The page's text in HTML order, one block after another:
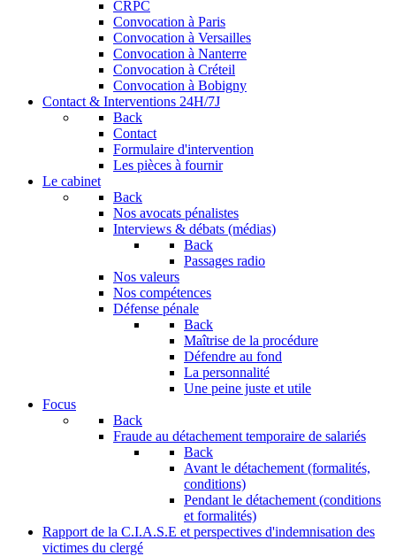
CRPC
Convocation à Paris
Convocation à Versailles
Convocation à Nanterre
Convocation à Créteil
Convocation à Bobigny
Contact & Interventions 24H/7J
Back
Contact
Formulaire d'intervention
Les pièces à fournir
Le cabinet
Back
Nos avocats pénalistes
Interviews & débats (médias)
Back
Passages radio
Nos valeurs
Nos compétences
Défense pénale
Back
Maîtrise de la procédure
Défendre au fond
La personnalité
Une peine juste et utile
Focus
Back
Fraude au détachement temporaire de salariés
Back
Avant le détachement (formalités,
conditions)
Pendant le détachement (conditions
et formalités)
Rapport de la C.I.A.S.E et perspectives d'indemnisation des
victimes du clergé